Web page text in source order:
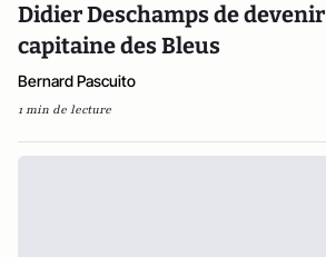
Didier Deschamps de devenir
capitaine des Bleus
Bernard Pascuito
1 min de lecture